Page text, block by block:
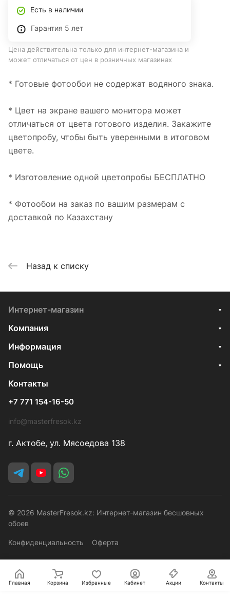
Есть в наличии
Гарантия 5 лет
Цена действительна только для интернет-магазина и
может отличаться от цен в розничных магазинах
* Готовые фотообои не содержат водяного знака.
* Цвет на экране вашего монитора может
отличаться от цвета готового изделия. Закажите
цветопробу, чтобы быть уверенными в итоговом
цвете.
* Изготовление одной цветопробы БЕСПЛАТНО
* Фотообои на заказ по вашим размерам с
доставкой по Казахстану
Назад к списку
Интернет-магазин
Компания
Информация
Помощь
Контакты
+7 771 154-16-50
info@masterfresok.kz
г. Актобе, ул. Мясоедова 138
© 2026 MasterFresok.kz: Интернет-магазин бесшовных
обоев
Конфиденциальность Оферта
Главная Корзина Избранные Кабинет Акции Контакты